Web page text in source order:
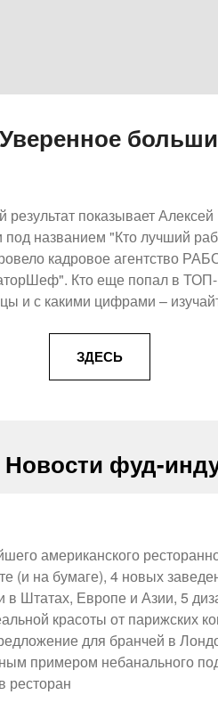
результат показывает
под названием "Кто лучший
кадровое агентство
Кто еще попал в ТОП-
и с какими цифрами –
ЗДЕСЬ
Новости фуд-
американского
(и на бумаге), 4 новых
в Штатах, Европе и Азии, 5
красоты от парижских
для бранчей в
примером небанального
ресторан